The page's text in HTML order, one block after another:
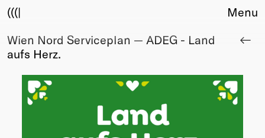
(((|
About
Club
Sponsors
Fair Work
Menu
Wien Nord Serviceplan — ADEG - Land
aufs Herz.